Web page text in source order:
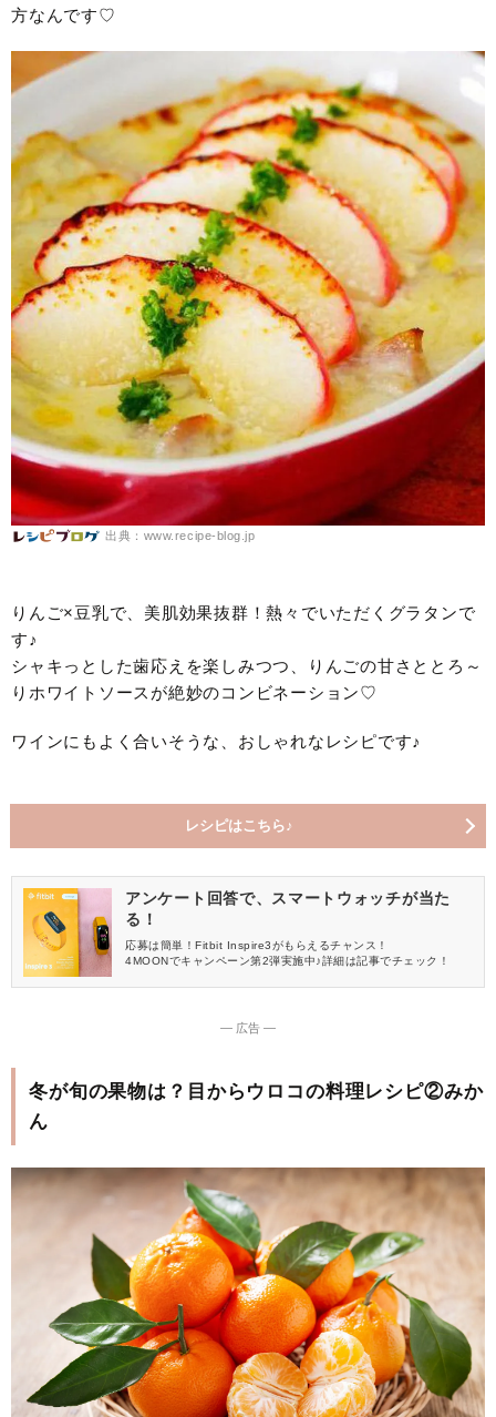
方なんです♡
出典：www.recipe-blog.jp
りんご×豆乳で、美肌効果抜群！熱々でいただくグラタンで
す♪
シャキっとした歯応えを楽しみつつ、りんごの甘さととろ～
りホワイトソースが絶妙のコンビネーション♡
ワインにもよく合いそうな、おしゃれなレシピです♪
レシピはこちら♪
アンケート回答で、スマートウォッチが当た
る！
応募は簡単！Fitbit Inspire3がもらえるチャンス！
4MOONでキャンペーン第2弾実施中♪詳細は記事でチェック！
― 広告 ―
冬が旬の果物は？目からウロコの料理レシピ②みか
ん